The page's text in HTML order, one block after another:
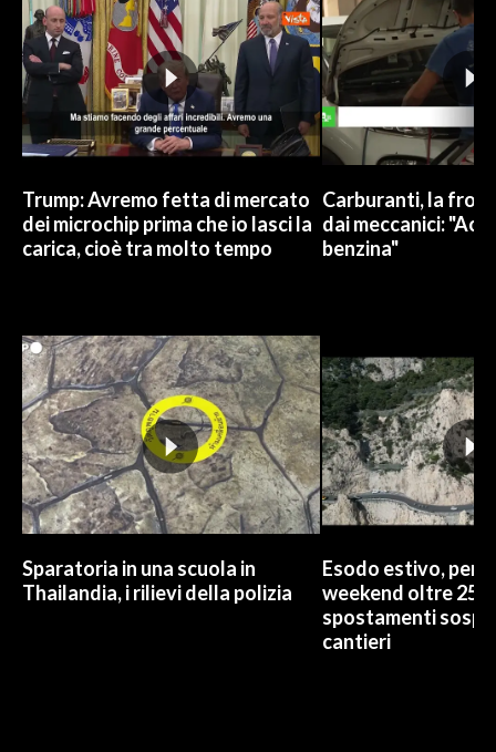
Trump: Avremo fetta di mercato
dei microchip prima che io lasci la
carica, cioè tra molto tempo
Carburanti, la
dai meccanici:
benzina"
Sparatoria in una scuola in
Thailandia, i rilievi della polizia
Esodo estivo, per
weekend oltre 25
spostamenti
cantieri